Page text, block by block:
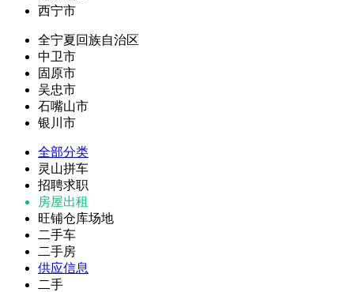
西宁市
全宁夏回族自治区
中卫市
固原市
吴忠市
石嘴山市
银川市
全部分类
灵山拼车
招聘求职
房屋出租
旺铺仓库场地
二手车
二手房
供应信息
二手